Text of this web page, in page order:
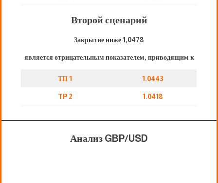
Второй сценарий
Закрытие ниже 1,0478
является отрицательным показателем, приводящим к
ТП 1 1.0443
TP 2 1.0418
Анализ GBP/USD